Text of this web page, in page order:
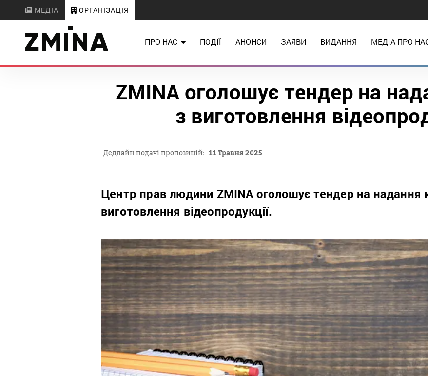
МЕДІА ОРГАНІЗАЦІЯ
ПРО НАС ПОДІЇ АНОНСИ ЗАЯВИ ВИДАННЯ МЕДІА ПРО
ZMINA оголошує тендер на
з виготовлення
Дедлайн подачі пропозицій: 11 Травня 2025
Центр прав людини ZMINA оголошує тендер на надання
виготовлення відеопродукції.